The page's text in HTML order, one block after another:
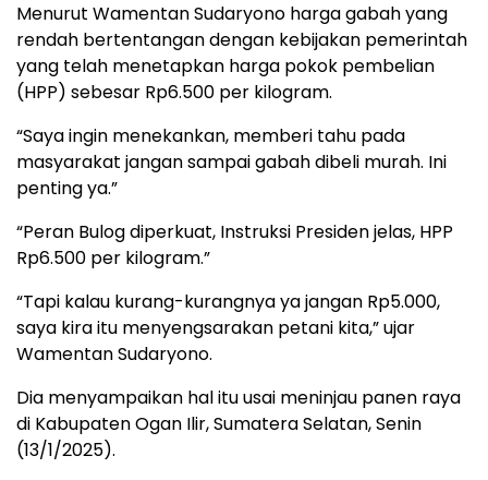
Menurut Wamentan Sudaryono harga gabah yang
rendah bertentangan dengan kebijakan pemerintah
yang telah menetapkan harga pokok pembelian
(HPP) sebesar Rp6.500 per kilogram.
“Saya ingin menekankan, memberi tahu pada
masyarakat jangan sampai gabah dibeli murah. Ini
penting ya.”
“Peran Bulog diperkuat, Instruksi Presiden jelas, HPP
Rp6.500 per kilogram.”
“Tapi kalau kurang-kurangnya ya jangan Rp5.000,
saya kira itu menyengsarakan petani kita,” ujar
Wamentan Sudaryono.
Dia menyampaikan hal itu usai meninjau panen raya
di Kabupaten Ogan Ilir, Sumatera Selatan, Senin
(13/1/2025).